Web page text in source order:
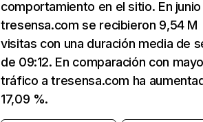
comportamiento en el sitio. En junio
tresensa.com se recibieron 9,54 M
visitas con una duración media de
de 09:12. En comparación con
tráfico a tresensa.com ha
17,09 %.